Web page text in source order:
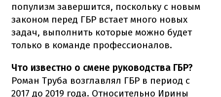
популизм завершится, поскольку с новым
законом перед ГБР встает много новых
задач, выполнить которые можно будет
только в команде профессионалов.
Что известно о смене руководства ГБР?
Роман Труба возглавлял ГБР в период с
2017 до 2019 года. Относительно Ирины